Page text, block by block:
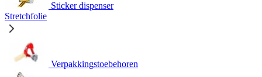
Sticker dispenser
Stretchfolie
Verpakkingstoebehoren